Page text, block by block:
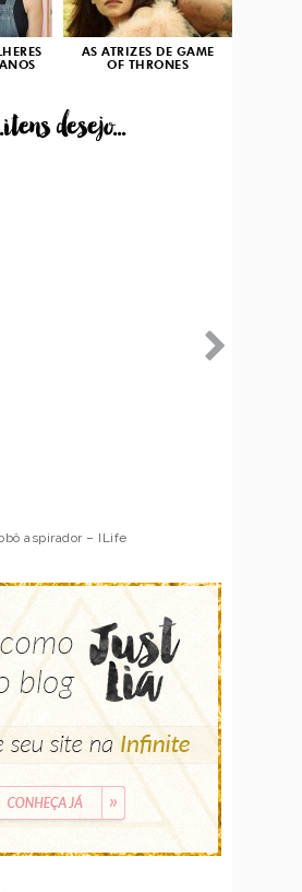
AS ATRIZES DE GAME
OF THRONES
desejo...
aspirador – ILife